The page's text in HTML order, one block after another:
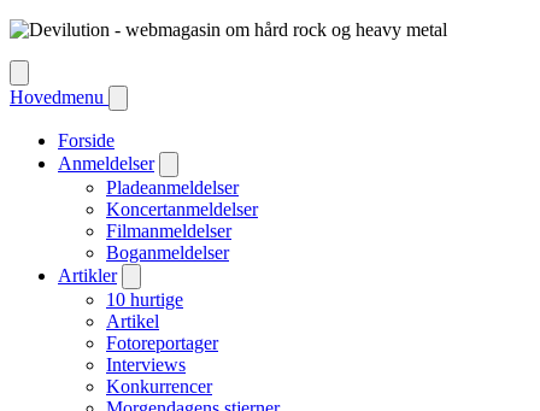
Hovedmenu
Forside
Anmeldelser
Pladeanmeldelser
Koncertanmeldelser
Filmanmeldelser
Boganmeldelser
Artikler
10 hurtige
Artikel
Fotoreportager
Interviews
Konkurrencer